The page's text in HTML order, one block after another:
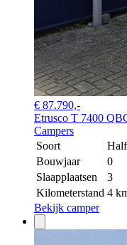
€ 87.790,-
Etrusco T 7400
Campers
Soort
Bouwjaar
0
Slaapplaatsen
3
Kilometerstand 4
Bekijk camper